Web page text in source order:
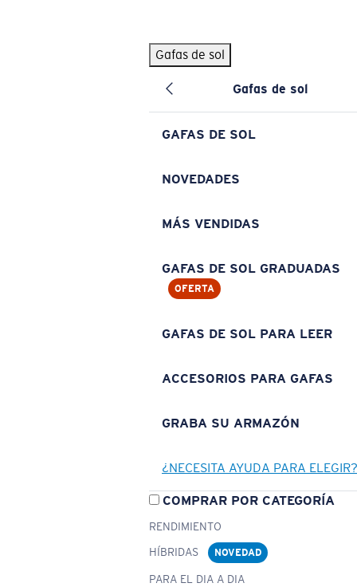
Gafas de sol
Gafas de sol
GAFAS DE SOL
NOVEDADES
MÁS VENDIDAS
GAFAS DE SOL GRADUADAS
OFERTA
GAFAS DE SOL PARA LEER
ACCESORIOS PARA GAFAS
GRABA SU ARMAZÓN
¿NECESITA AYUDA PARA ELEGIR?
COMPRAR POR CATEGORÍA
RENDIMIENTO
HÍBRIDAS
NOVEDAD
PARA EL DIA A DIA
BÚSQUEDAS POPULARES
Pilothouse PRO Limited Edition Pack Exclusivo
Gafas de sol personalizadas
Los más vendidos de gafas de sol